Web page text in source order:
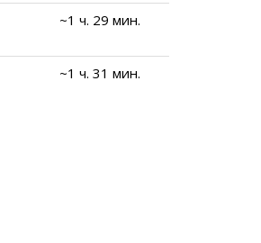
~1 ч. 29 мин.
~1 ч. 31 мин.